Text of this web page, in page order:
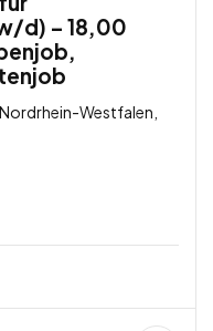
d) – 18,00
Westfalen,